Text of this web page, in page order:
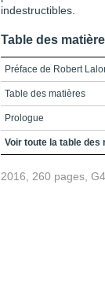
indestructibles.
Table des
Préface de Robert
Table des matières
Prologue
Acte I - Parcours
Voir toute la table des
2016, 260 pages,